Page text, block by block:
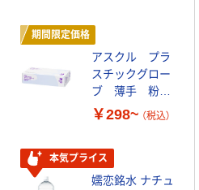
期間限定価格
アスクル プラ
スチックグロー
ブ 薄手 粉な
し（パウダーフ
￥298~ （税込）
本気プライス
嬬恋銘水 ナチュ